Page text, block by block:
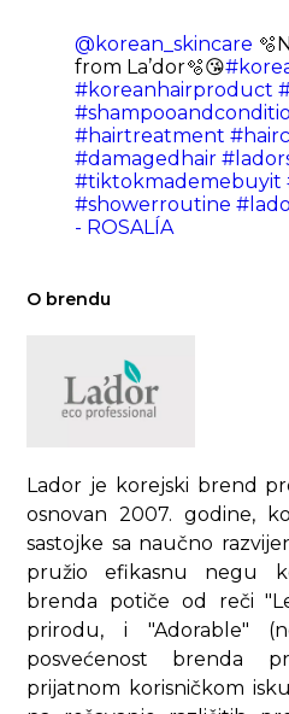
@korean_skincare
from La’dor🫧😘
#koreanhairproduct
#hairtreatment
#damagedhair
#tiktokmademebuyit
#showerroutine
- ROSALÍA
O brendu
Lador je korejski brend
osnovan 2007. godine,
sastojke sa naučno
pružio efikasnu negu
brenda potiče od reči
prirodu, i "Adorable"
posvećenost brenda
prijatnom korisničkom